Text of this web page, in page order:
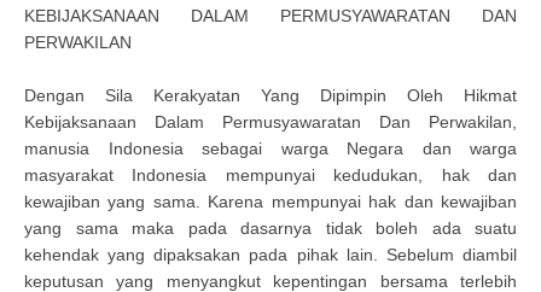
KEBIJAKSANAAN DALAM PERMUSYAWARATAN DAN
PERWAKILAN
Dengan Sila Kerakyatan Yang Dipimpin Oleh Hikmat
Kebijaksanaan Dalam Permusyawaratan Dan Perwakilan,
manusia Indonesia sebagai warga Negara dan warga
masyarakat Indonesia mempunyai kedudukan, hak dan
kewajiban yang sama. Karena mempunyai hak dan kewajiban
yang sama maka pada dasarnya tidak boleh ada suatu
kehendak yang dipaksakan pada pihak lain. Sebelum diambil
keputusan yang menyangkut kepentingan bersama terlebih